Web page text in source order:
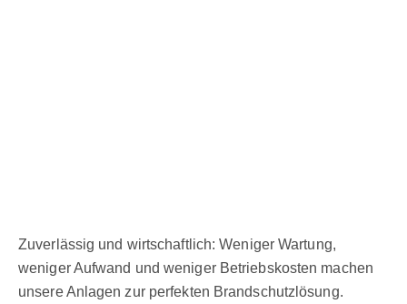
Zuverlässig und wirtschaftlich: Weniger Wartung,
weniger Aufwand und weniger Betriebskosten machen
unsere Anlagen zur perfekten Brandschutzlösung.